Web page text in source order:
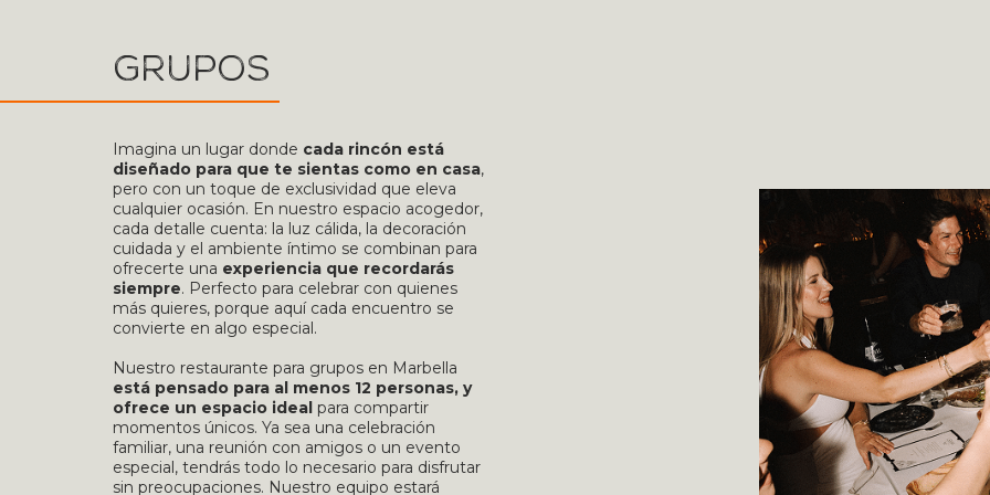
Grupos
Imagina un lugar donde cada rincón está
diseñado para que te sientas como en casa,
pero con un toque de exclusividad que eleva
cualquier ocasión. En nuestro espacio acogedor,
cada detalle cuenta: la luz cálida, la decoración
cuidada y el ambiente íntimo se combinan para
ofrecerte una experiencia que recordarás
siempre. Perfecto para celebrar con quienes
más quieres, porque aquí cada encuentro se
convierte en algo especial.
Nuestro restaurante para grupos en Marbella
está pensado para al menos 12 personas, y
ofrece un espacio ideal para compartir
momentos únicos. Ya sea una celebración
familiar, una reunión con amigos o un evento
especial, tendrás todo lo necesario para disfrutar
sin preocupaciones. Nuestro equipo estará